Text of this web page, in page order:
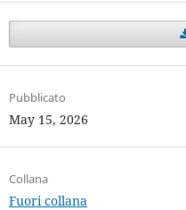
Pubblicato
May 15, 2026
Collana
Fuori collana